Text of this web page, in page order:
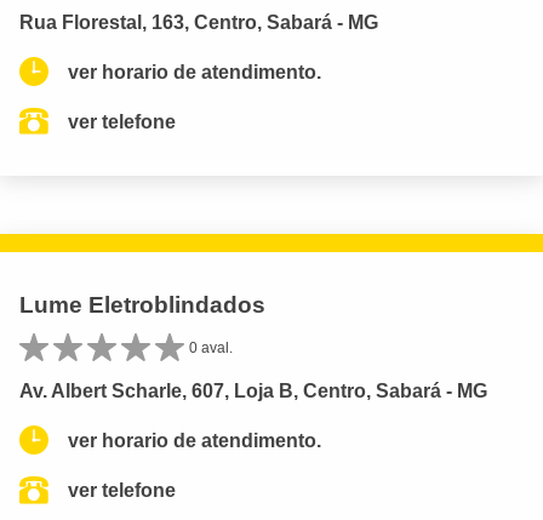
Rua Florestal, 163, Centro, Sabará - MG
ver horario de atendimento.
ver telefone
Lume Eletroblindados
0 aval.
Av. Albert Scharle, 607, Loja B, Centro, Sabará - MG
ver horario de atendimento.
ver telefone